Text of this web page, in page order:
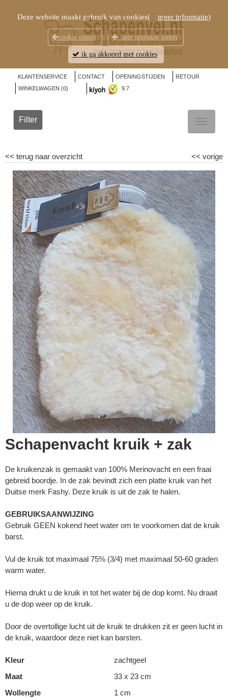
KLANTENSERVICE CONTACT OPENINGSTIJDEN
RETOUR
WINKELWAGEN (0) 9.7
Filter
<< terug naar overzicht << vorige
Schapenvacht kruik + zak
De kruikenzak is gemaakt van 100% Merinovacht en een fraai
gebreid boordje. In de zak bevindt zich een platte kruik van het
Duitse merk Fashy. Deze kruik is uit de zak te halen.
GEBRUIKSAANWIJZING
Gebruik GEEN kokend heet water om te voorkomen dat de kruik
barst.
Vul de kruik tot maximaal 75% (3/4) met maximaal 50-60 graden
warm water.
Hierna drukt u de kruik in tot het water bij de dop komt. Nu draait
u de dop weer op de kruik.
Door de overtollige lucht uit de kruik te drukken zit er geen lucht in
de kruik, waardoor deze niet kan barsten.
Kleur
zachtgeel
Maat
33 x 23 cm
Wollengte
1 cm
Deze website maakt gebruik van cookies( meer informatie)
cookie opties later opnieuw tonen
ik ga akkoord met cookies